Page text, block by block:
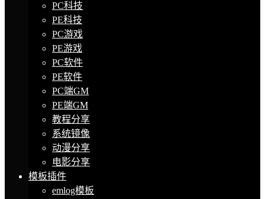
PC科技
PE科技
PC游戏
PE游戏
PC软件
PE软件
PC端GM
PE端GM
教程分享
系统镜像
动漫分享
电影分享
模板插件
emlog模板